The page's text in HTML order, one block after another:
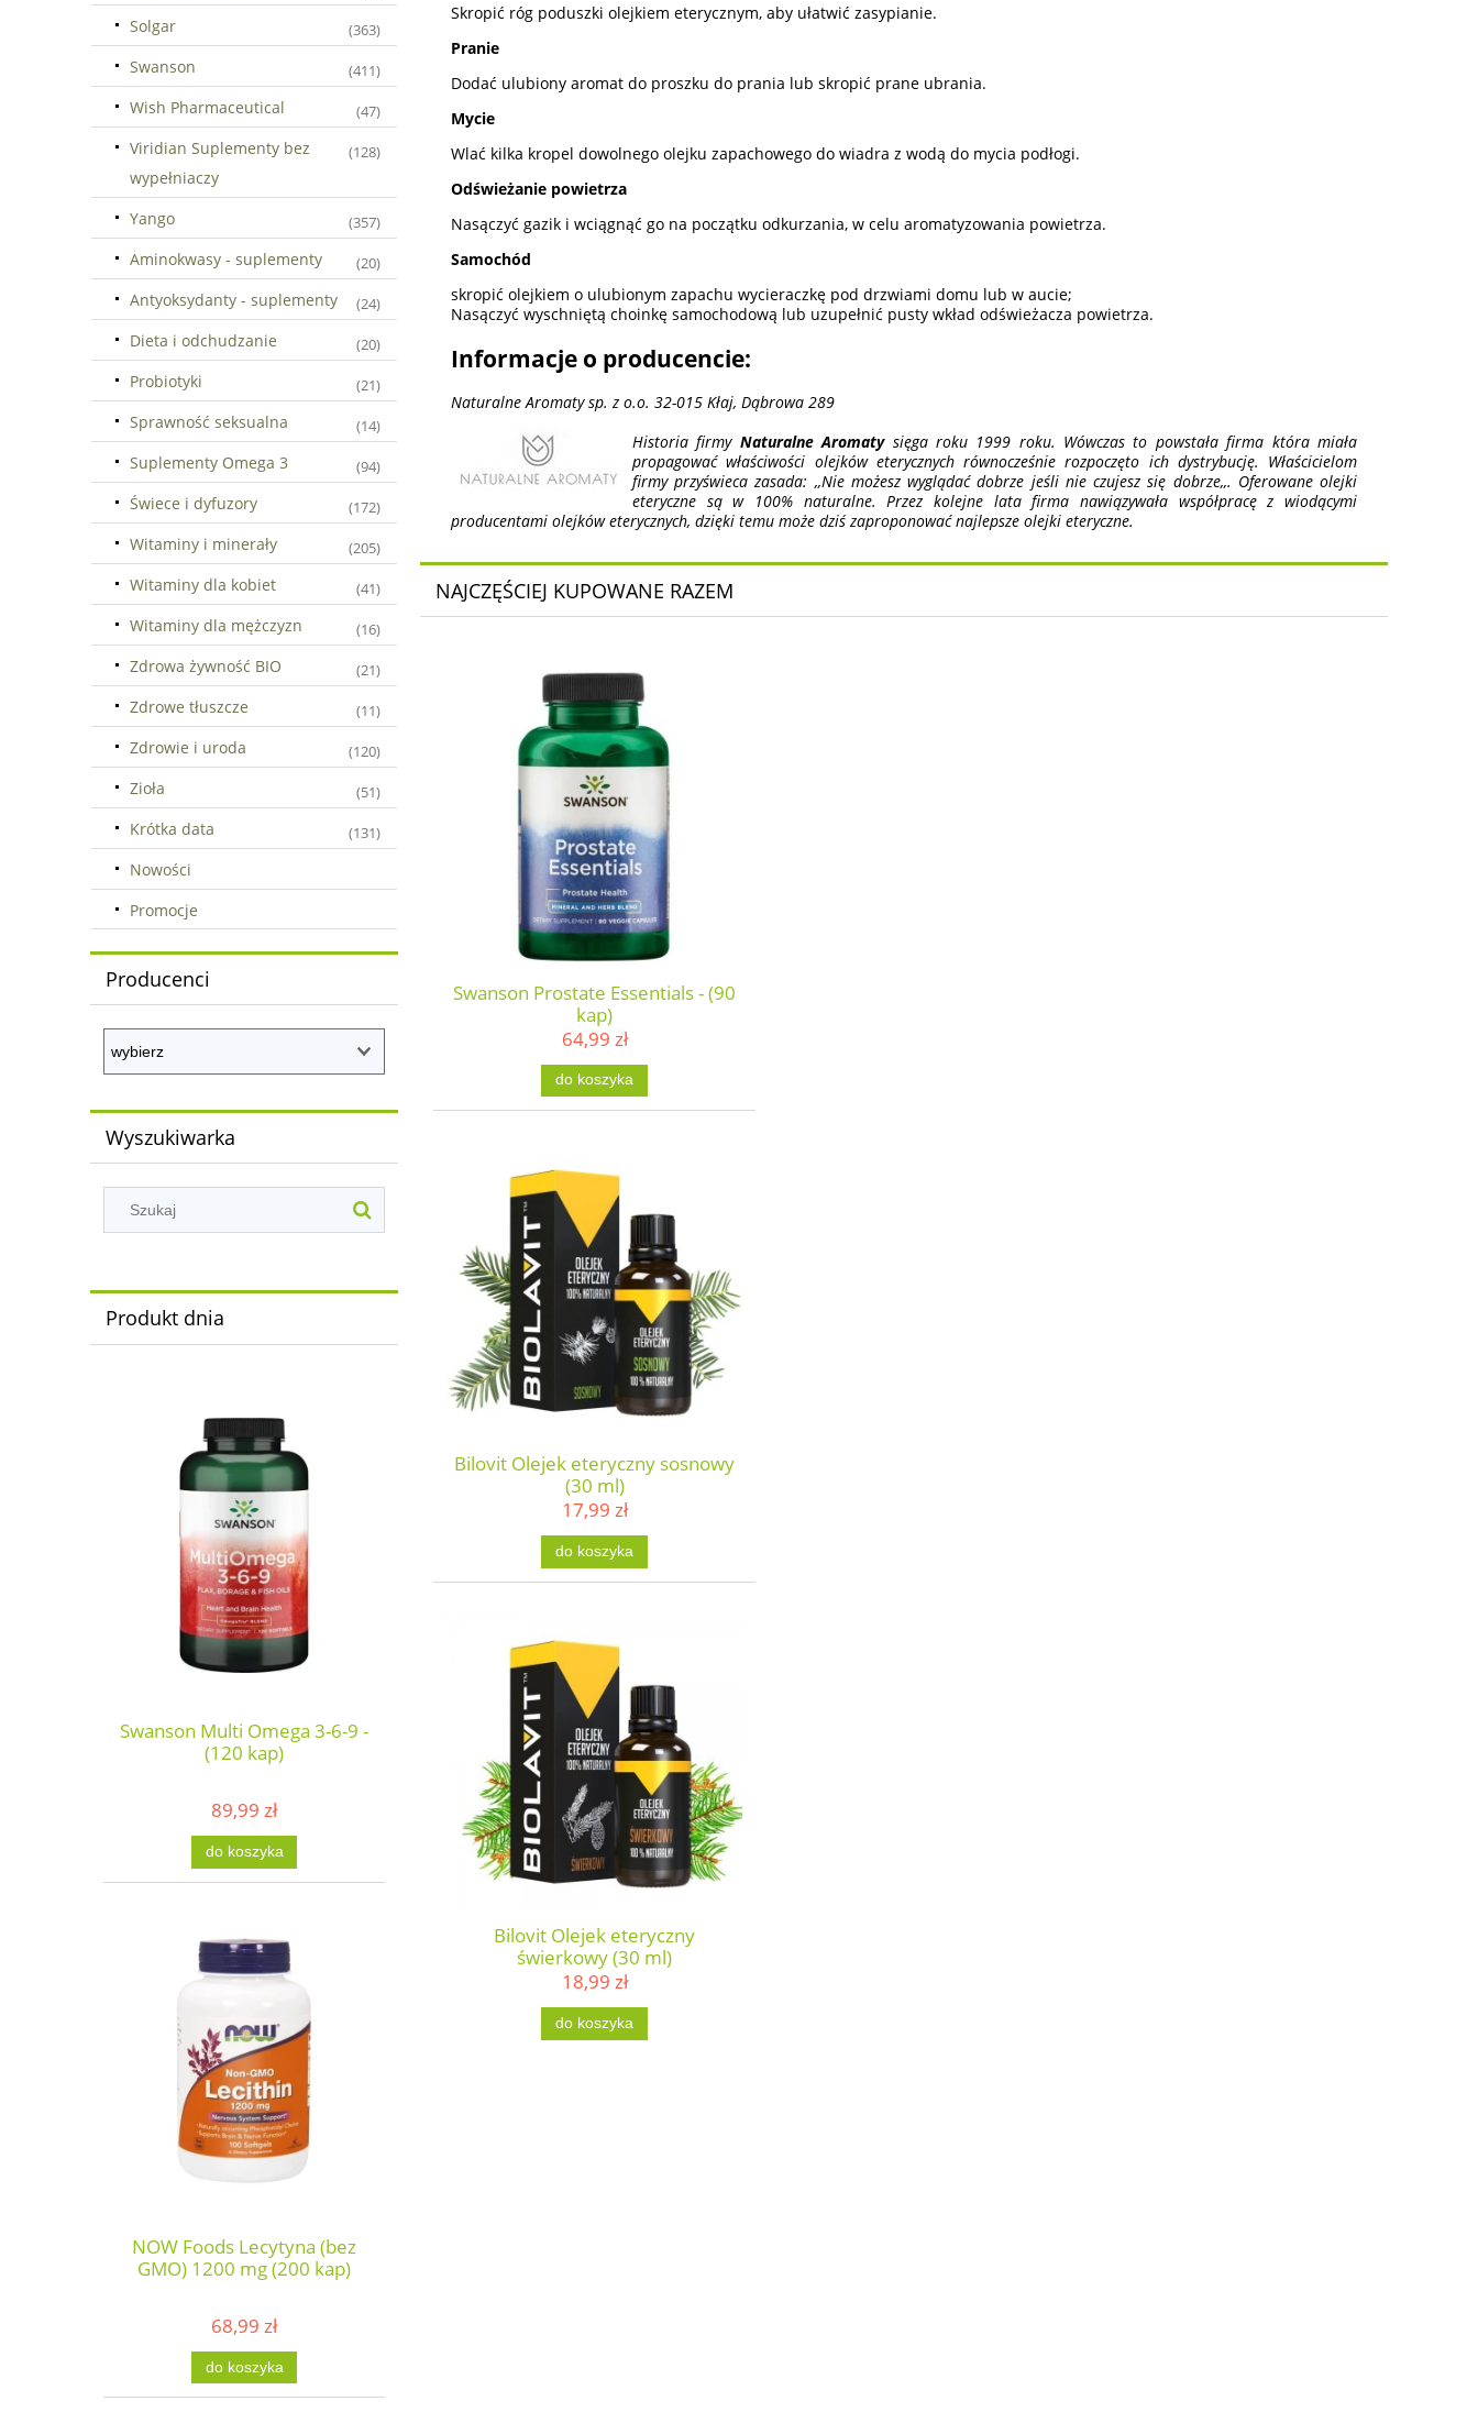
Solgar (363)
Swanson (411)
Wish Pharmaceutical (47)
Viridian Suplementy bez
wypełniaczy
(128)
Yango (357)
Aminokwasy - suplementy (20)
Antyoksydanty - suplementy (24)
Dieta i odchudzanie (20)
Probiotyki (21)
Sprawność seksualna (14)
Suplementy Omega 3 (94)
Świece i dyfuzory (172)
Witaminy i minerały (205)
Witaminy dla kobiet (41)
Witaminy dla mężczyzn (16)
Zdrowa żywność BIO (21)
Zdrowe tłuszcze (11)
Zdrowie i uroda (120)
Zioła (51)
Krótka data (131)
Nowości
Promocje
Producenci
Wyszukiwarka
Produkt dnia
Swanson Multi Omega 3-6-9 -
(120 kap)
89,99 zł
do koszyka
NOW Foods Lecytyna (bez
GMO) 1200 mg (200 kap)
68,99 zł
do koszyka
Skropić róg poduszki olejkiem eterycznym, aby ułatwić zasypianie.
Pranie
Dodać ulubiony aromat do proszku do prania lub skropić prane ubrania.
Mycie
Wlać kilka kropel dowolnego olejku zapachowego do wiadra z wodą do mycia podłogi.
Odświeżanie powietrza
Nasączyć gazik i wciągnąć go na początku odkurzania, w celu aromatyzowania powietrza.
Samochód
skropić olejkiem o ulubionym zapachu wycieraczkę pod drzwiami domu lub w aucie;
Nasączyć wyschniętą choinkę samochodową lub uzupełnić pusty wkład odświeżacza powietrza.
Informacje o producencie:
Naturalne Aromaty sp. z o.o. 32-015 Kłaj, Dąbrowa 289
Historia firmy Naturalne Aromatysięga roku 1999 roku. Wówczas to powstała firma która miała
propagować właściwości olejków eterycznych równocześnie rozpoczęto ich dystrybucję. Właścicielom
firmy przyświeca zasada: ,,Nie możesz wyglądać dobrze jeśli nie czujesz się dobrze,,. Oferowane olejki
eteryczne są w 100% naturalne. Przez kolejne lata firma nawiązywała współpracę z wiodącymi
producentami olejków eterycznych, dzięki temu może dziś zaproponować najlepsze olejki eteryczne.
NAJCZĘŚCIEJ KUPOWANE RAZEM
Swanson Prostate Essentials - (90
kap)
64,99 zł
do koszyka
Bilovit Olejek eteryczny sosnowy
(30 ml)
17,99 zł
do koszyka
Bilovit Olejek eteryczny
świerkowy (30 ml)
18,99 zł
do koszyka